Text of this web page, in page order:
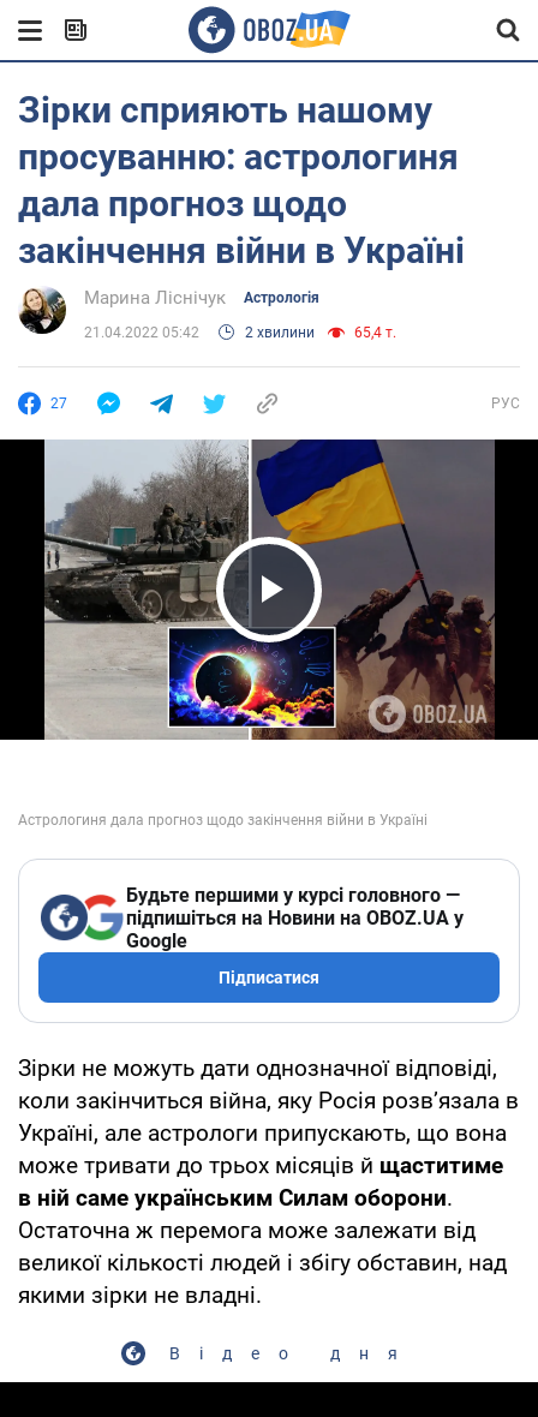
Зірки сприяють нашому
просуванню: астрологиня
дала прогноз щодо
закінчення війни в Україні
Марина Ліснічук Астрологія
21.04.2022 05:42 2 хвилини 65,4 т.
27 РУС
Play Video
Будьте першими у курсі головного —
підпишіться на Новини на OBOZ.UA у
Google
Підписатися
Зірки не можуть дати однозначної відповіді,
коли закінчиться війна, яку Росія розв’язала в
Україні, але астрологи припускають, що вона
може тривати до трьох місяців й щаститиме
в ній саме українським Силам оборони.
Остаточна ж перемога може залежати від
великої кількості людей і збігу обставин, над
якими зірки не владні.
Відео дня